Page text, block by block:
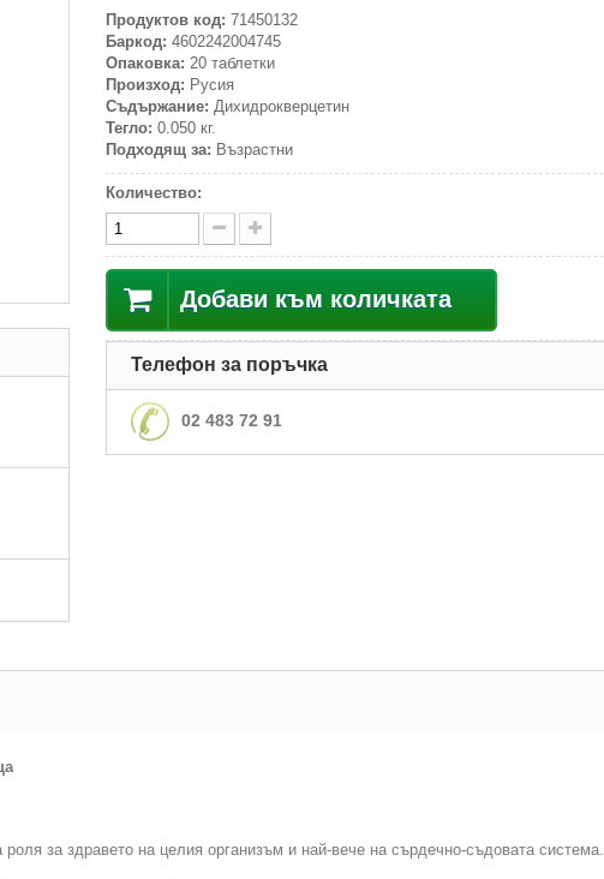
Продуктов код: 71450132
Баркод: 4602242004745
Опаковка: 20 таблетки
Произход: Русия
Съдържание: Дихидрокверцетин
Тегло: 0.050 кг.
Подходящ за: Възрастни
Количество:
Добави към количката
Телефон за поръчка
02 483 72 91
за здравето на целия организъм и най-вече на сърдечно-съдовата система.